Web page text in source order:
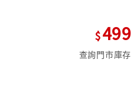
499
查詢門市庫存